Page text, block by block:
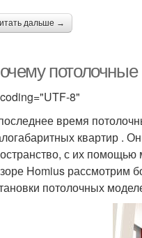
дальше →
потолочные
8"
время
квартир .
с их
Homius рассмотрим
потолочных